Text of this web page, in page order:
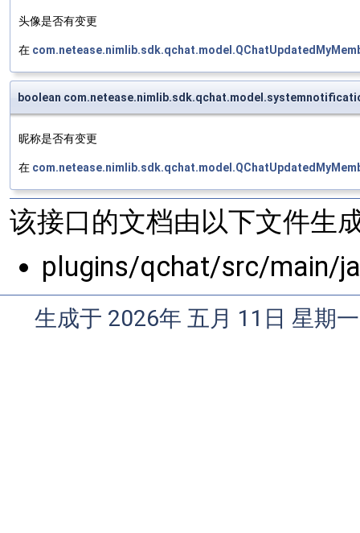
头像是否有变更
在
boolean
昵称是否有变更
在
该接口的文档由以下文件生
plugins/qchat/src/main/
生成于 2026年 五月 11日 星期